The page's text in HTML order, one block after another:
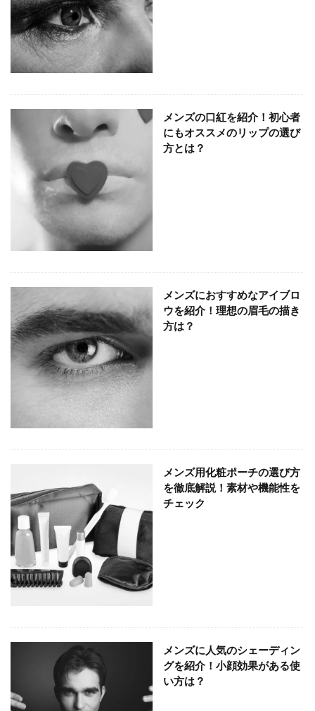
メンズの口紅を紹介！初心者
にもオススメのリップの選び
方とは？
メンズにおすすめなアイブロ
ウを紹介！理想の眉毛の描き
方は？
メンズ用化粧ポーチの選び方
を徹底解説！素材や機能性を
チェック
メンズに人気のシェーディン
グを紹介！小顔効果がある使
い方は？